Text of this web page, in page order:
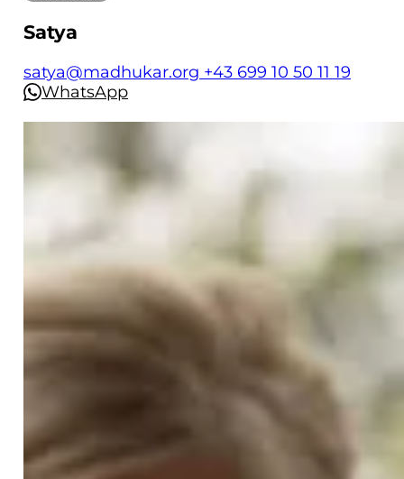
die heilige Zeremonie der Dankbarkeit, mit
Stille mit Madhukar.
voller Liebe, Dankbarkeit und Stille. Diese
Vollmondtage laden dich ein, deine
Verbindung zur Wahrheit zu vertiefen, dein
Herz zu öffnen und direkt spirituellen
Segen zu empfangen.
Durch Meditation, Satsang und die heilige
Zeremonie des Guru Purnima erfährst du
tiefen Frieden, Unterstützung und
Erneuerung.
Während der Festlichkeiten wirst du:
an der Guru Purnima Zeremonie mit
Madhukar und der Sangha teilnehmen
Satya
satya@madhukar.org +43 699 10 50 11 19
WhatsApp